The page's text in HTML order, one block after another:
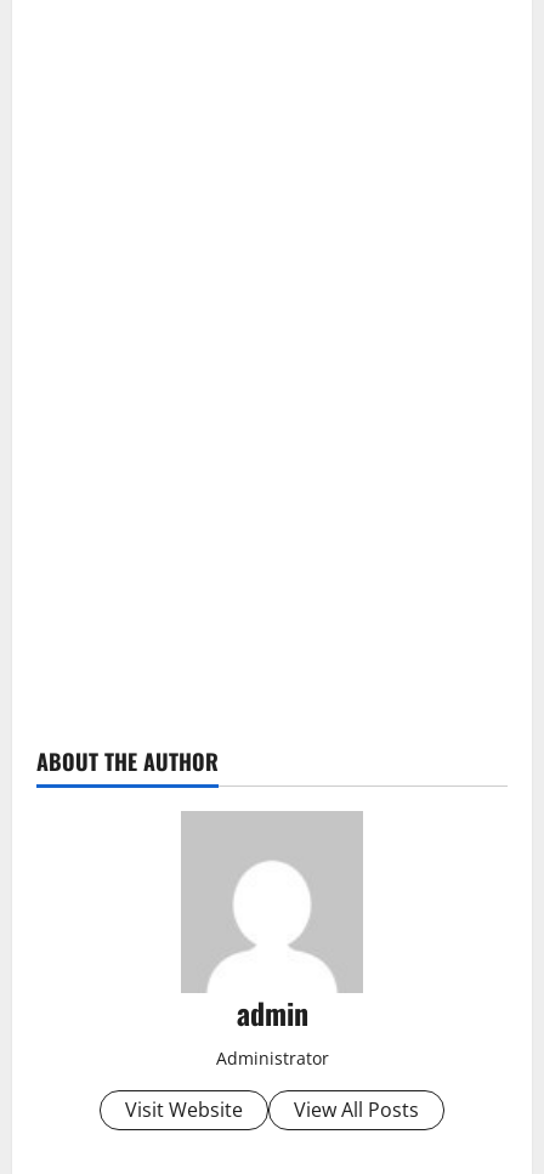
ABOUT THE AUTHOR
admin
Administrator
Visit Website View All Posts